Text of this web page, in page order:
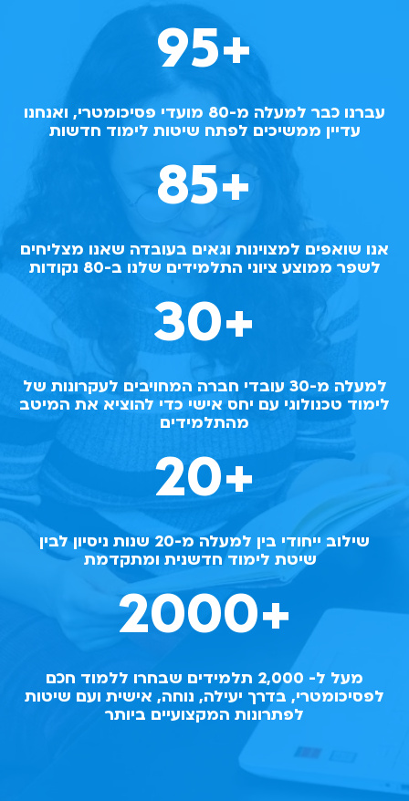
95+
עברנו כבר למעלה מ-80 מועדי פסיכומטרי, ואנחנו
עדיין ממשיכים לפתח שיטות לימוד חדשות
85+
אנו שואפים למצוינות וגאים בעובדה שאנו מצליחים
לשפר ממוצע ציוני התלמידים שלנו ב-80 נקודות
30+
למעלה מ-30 עובדי חברה המחויבים לעקרונות של
לימוד טכנולוגי עם יחס אישי כדי להוציא את המיטב
מהתלמידים
20+
שילוב ייחודי בין למעלה מ-20 שנות ניסיון לבין
שיטת לימוד חדשנית ומתקדמת
2000+
מעל ל- 2,000 תלמידים שבחרו ללמוד חכם
לפסיכומטרי, בדרך יעילה, נוחה, אישית ועם שיטות
לפתרונות המקצועיים ביותר